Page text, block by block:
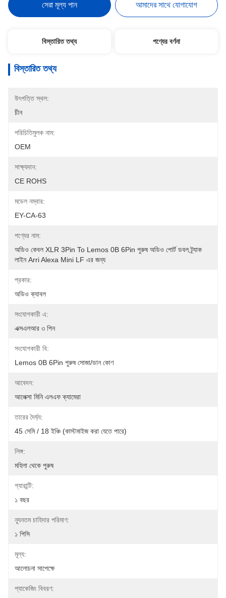
সেরা মূল্য পান আমাদের সাথে যোগাযোগ
বিস্তারিত তথ্য পণ্যের বর্ণনা
বিস্তারিত তথ্য
উৎপত্তি স্থল:
চীন
পরিচিতিমুলক নাম:
OEM
সাক্ষ্যদান:
CE ROHS
মডেল নম্বার:
EY-CA-63
পণ্যের নাম:
অডিও কেবল XLR 3Pin To Lemos 0B 6Pin পুরুষ অডিও পোর্ট ডবল ট্র্যাক
লাইন Arri Alexa Mini LF এর জন্য
প্রকার:
অডিও ক্যাবল
সংযোগকারী এ:
এক্সএলআর ৩ পিন
সংযোগকারী বি:
Lemos 0B 6Pin পুরুষ সোজা/ডান কোণ
আবেদন:
আলেক্সা মিনি এলএফ ক্যামেরা
তারের দৈর্ঘ্য:
45 সেমি / 18 ইঞ্চি (কাস্টমাইজ করা যেতে পারে)
লিঙ্গ:
মহিলা থেকে পুরুষ
গ্যারান্টি:
১ বছর
ন্যূনতম চাহিদার পরিমাণ:
১ পিসি
মূল্য:
আলোচনা সাপেক্ষে
প্যাকেজিং বিবরণ: